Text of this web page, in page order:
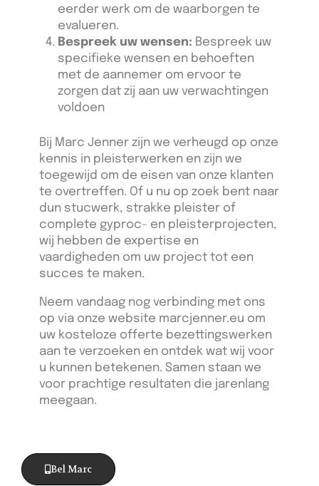
eerder werk om de waarborgen te
evalueren.
Bespreek uw wensen: Bespreek uw
specifieke wensen en behoeften
met de aannemer om ervoor te
zorgen dat zij aan uw verwachtingen
voldoen
Bij Marc Jenner zijn we verheugd op onze
kennis in pleisterwerken en zijn we
toegewijd om de eisen van onze klanten
te overtreffen. Of u nu op zoek bent naar
dun stucwerk, strakke pleister of
complete gyproc- en pleisterprojecten,
wij hebben de expertise en
vaardigheden om uw project tot een
succes te maken.
Neem vandaag nog verbinding met ons
op via onze website marcjenner.eu om
uw kosteloze offerte bezettingswerken
aan te verzoeken en ontdek wat wij voor
u kunnen betekenen. Samen staan we
voor prachtige resultaten die jarenlang
meegaan.
Bel Marc